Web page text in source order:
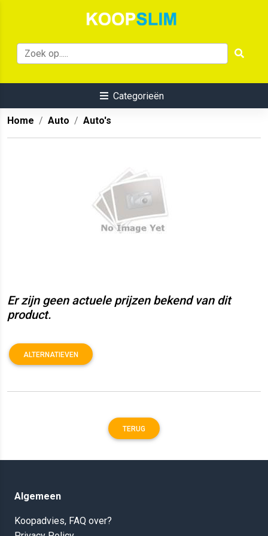
Categorieën
Home Auto Auto's
Er zijn geen actuele prijzen bekend van dit
product.
ALTERNATIEVEN
TERUG
Algemeen
Koopadvies, FAQ over?